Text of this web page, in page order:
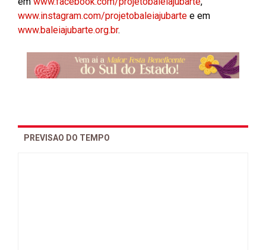
www.instagram.com/projetobaleiajubarte e em
www.baleiajubarte.org.br.
PREVISAO DO TEMPO